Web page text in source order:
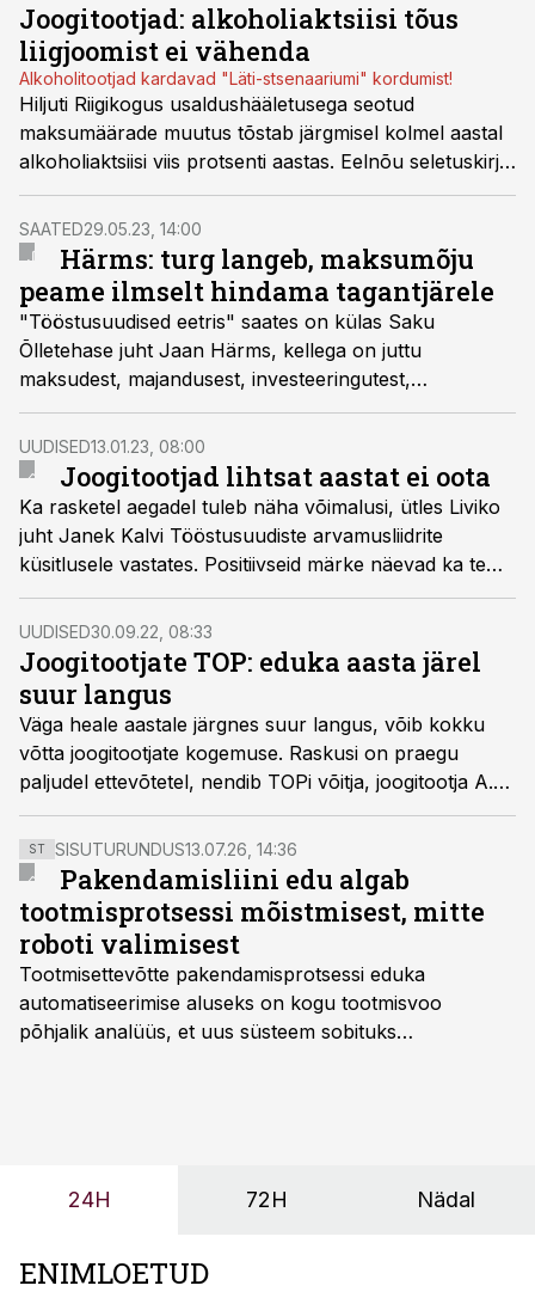
Joogitootjad: alkoholiaktsiisi tõus
liigjoomist ei vähenda
Alkoholitootjad kardavad "Läti-stsenaariumi" kordumist!
Hiljuti Riigikogus usaldushääletusega seotud
maksumäärade muutus tõstab järgmisel kolmel aastal
alkoholiaktsiisi viis protsenti aastas. Eelnõu seletuskirja
järgi on aktsiisi tõstmise eesmärgiks kasvatada
aktsiisitulu ja vähendada alkoholi kättesaadavust.
Tööstusuudiste küsitletud joogitootjate esindajad selle
eesmärgi täitumisse ei usu.
SAATED29.05.23, 14:00
Härms: turg langeb, maksumõju
peame ilmselt hindama tagantjärele
"Tööstusuudised eetris" saates on külas Saku
Õlletehase juht Jaan Härms, kellega on juttu
maksudest, majandusest, investeeringutest,
pakenditest, tööjõust, Venemaast, Valgevenest,
Ukrainast ja paljust muust.
UUDISED13.01.23, 08:00
Joogitootjad lihtsat aastat ei oota
Ka rasketel aegadel tuleb näha võimalusi, ütles Liviko
juht Janek Kalvi Tööstusuudiste arvamusliidrite
küsitlusele vastates. Positiivseid märke näevad ka tema
kolleegid Saku Õlletehases ja A. Le Coq´is, kuid laiemas
plaanis peavad joogitootjad olukorda trööstituks.
UUDISED30.09.22, 08:33
Joogitootjate TOP: eduka aasta järel
suur langus
Väga heale aastale järgnes suur langus, võib kokku
võtta joogitootjate kogemuse. Raskusi on praegu
paljudel ettevõtetel, nendib TOPi võitja, joogitootja A.
Le Coqi turundusjuht Katrin Vernik.
ST SISUTURUNDUS13.07.26, 14:36
Pakendamisliini edu algab
tootmisprotsessi mõistmisest, mitte
roboti valimisest
Tootmisettevõtte pakendamisprotsessi eduka
automatiseerimise aluseks on kogu tootmisvoo
põhjalik analüüs, et uus süsteem sobituks
OÜ tegevjuht Sander Mitendorf.
24H 72H Nädal
ENIMLOETUD